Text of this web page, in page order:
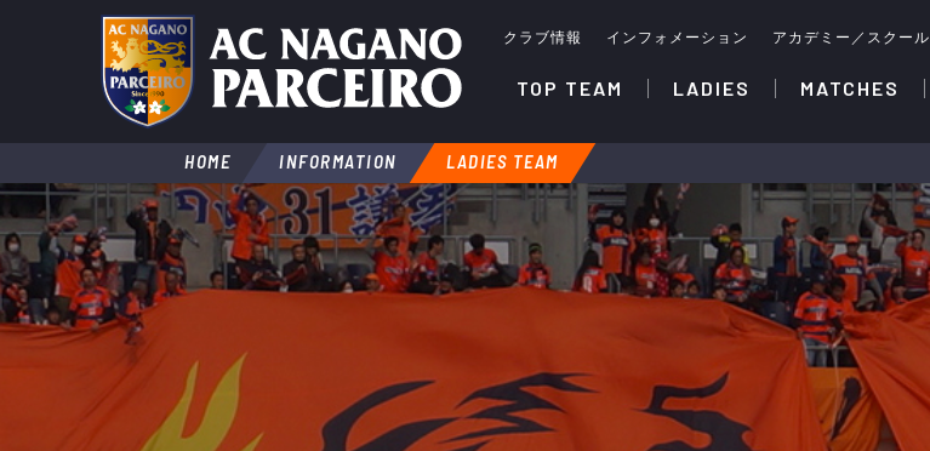
クラブ情報 インフォメーション アカデミー／スクール
TOP TEAM LADIES MATCHES
HOME INFORMATION LADIES TEAM